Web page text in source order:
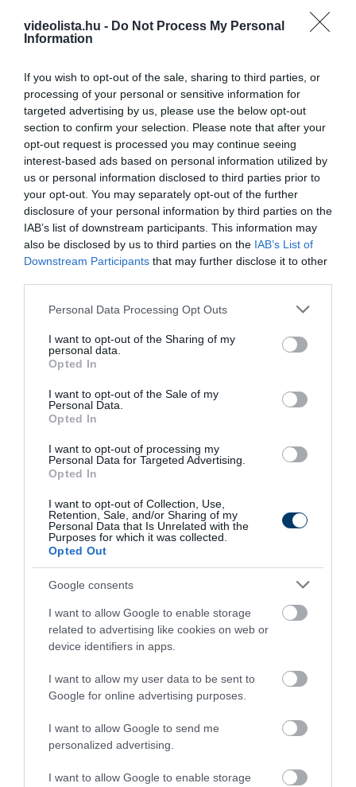
videolista.hu - Do Not Process My Personal
Information
If you wish to opt-out of the sale, sharing to third parties, or
processing of your personal or sensitive information for
targeted advertising by us, please use the below opt-out
section to confirm your selection. Please note that after your
opt-out request is processed you may continue seeing
interest-based ads based on personal information utilized by
us or personal information disclosed to third parties prior to
your opt-out. You may separately opt-out of the further
disclosure of your personal information by third parties on the
IAB’s list of downstream participants. This information may
also be disclosed by us to third parties on the IAB’s List of
Downstream Participants that may further disclose it to other
Please note that this website/app uses one or more Google
not limited to your visit or usage behaviour. You may click to
grant or deny consent to Google and its third-party tags to
use your data for below specified purposes in below Google
consent section.
Personal Data Processing Opt Outs
I want to opt-out of the Sharing of my
personal data.
Opted In
I want to opt-out of the Sale of my
Personal Data.
Opted In
I want to opt-out of processing my
Personal Data for Targeted Advertising.
Opted In
I want to opt-out of Collection, Use,
Retention, Sale, and/or Sharing of my
Personal Data that Is Unrelated with the
Purposes for which it was collected.
Opted Out
Google consents
I want to allow Google to enable storage
related to advertising like cookies on web or
device identifiers in apps.
I want to allow my user data to be sent to
Google for online advertising purposes.
I want to allow Google to send me
personalized advertising.
I want to allow Google to enable storage
Fungus Is A Parasite, And It Dies From A Drop Of
Plain...
More
408 65 244
5 Hidden Signs You Have Worms Inside Your
Body
270 51
4 h 7 min